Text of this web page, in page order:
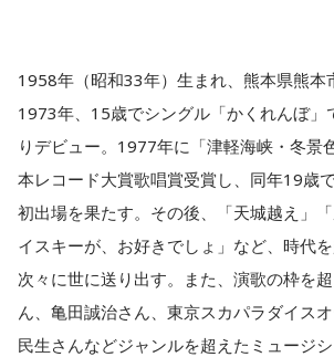
1958年（昭和33年）生まれ、熊本県熊本
1973年、15歳でシングル「かくれんぼ」
りデビュー。1977年に「津軽海峡・冬景
本レコード大賞歌唱賞受賞し、同年19歳
初出場を果たす。その後、「天城越え」
イスキーが、お好きでしょ」など、時代
次々に世に送り出す。また、演歌の枠を
ん、亀田誠治さん、東京スカパラダイス
民生さんなどジャンルを超えたミュージ